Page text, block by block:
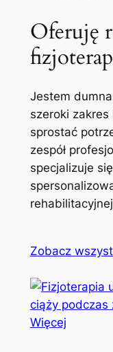
Oferuję
Jestem
szeroki zakres
sprostać
zespół
specjalizuje
Zobacz
Więcej